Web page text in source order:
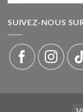
SUIVEZ-NOUS